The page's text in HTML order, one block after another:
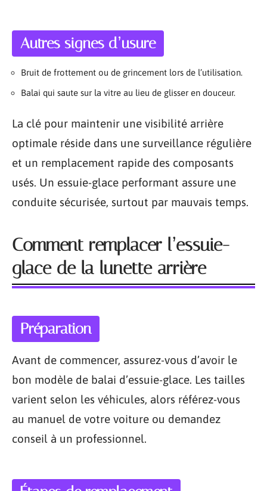
Autres signes d’usure
Bruit de frottement ou de grincement lors de l’utilisation.
Balai qui saute sur la vitre au lieu de glisser en douceur.
La clé pour maintenir une visibilité arrière
optimale réside dans une surveillance régulière
et un remplacement rapide des composants
usés. Un essuie-glace performant assure une
conduite sécurisée, surtout par mauvais temps.
Comment remplacer l’essuie-
glace de la lunette arrière
Préparation
Avant de commencer, assurez-vous d’avoir le
bon modèle de balai d’essuie-glace. Les tailles
varient selon les véhicules, alors référez-vous
au manuel de votre voiture ou demandez
conseil à un professionnel.